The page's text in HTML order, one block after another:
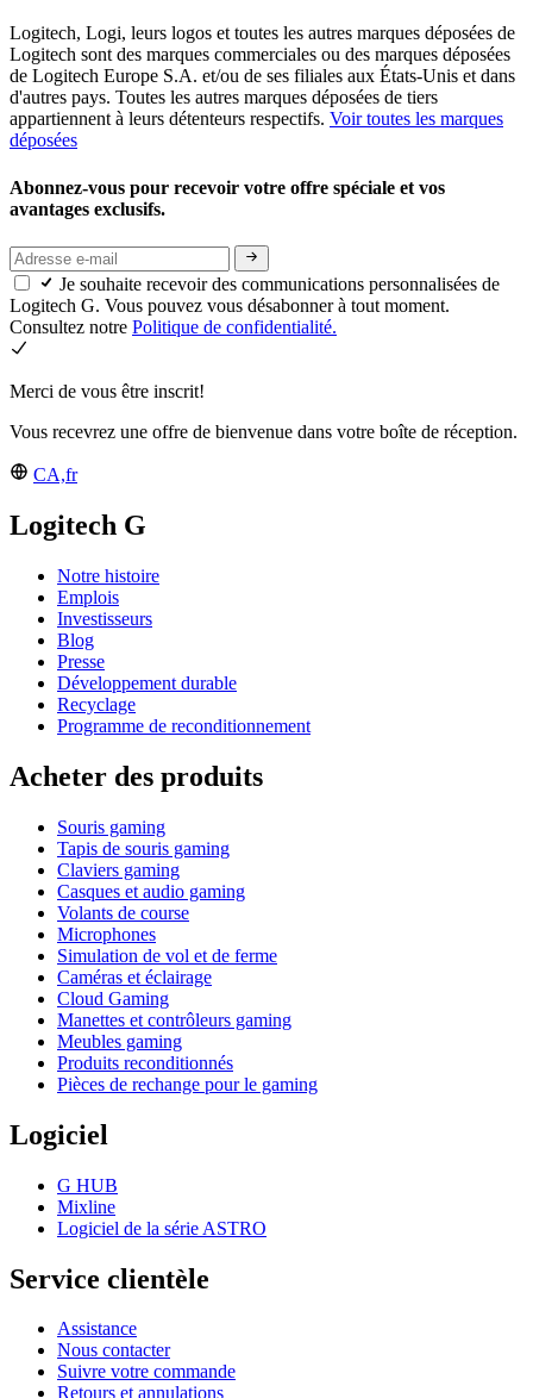
Logitech, Logi, leurs logos et toutes les autres marques déposées de
Logitech sont des marques commerciales ou des marques déposées
de Logitech Europe S.A. et/ou de ses filiales aux États-Unis et dans
d'autres pays. Toutes les autres marques déposées de tiers
appartiennent à leurs détenteurs respectifs. Voir toutes les marques
déposées
Abonnez-vous pour recevoir votre offre spéciale et vos
avantages exclusifs.
Je souhaite recevoir des communications personnalisées de
Logitech G. Vous pouvez vous désabonner à tout moment.
Consultez notre Politique de confidentialité.
Merci de vous être inscrit!
Vous recevrez une offre de bienvenue dans votre boîte de réception.
CA,fr
Logitech G
Notre histoire
Emplois
Investisseurs
Blog
Presse
Développement durable
Recyclage
Programme de reconditionnement
Acheter des produits
Souris gaming
Tapis de souris gaming
Claviers gaming
Casques et audio gaming
Volants de course
Microphones
Simulation de vol et de ferme
Caméras et éclairage
Cloud Gaming
Manettes et contrôleurs gaming
Meubles gaming
Produits reconditionnés
Pièces de rechange pour le gaming
Logiciel
G HUB
Mixline
Logiciel de la série ASTRO
Service clientèle
Assistance
Nous contacter
Suivre votre commande
Retours et annulations